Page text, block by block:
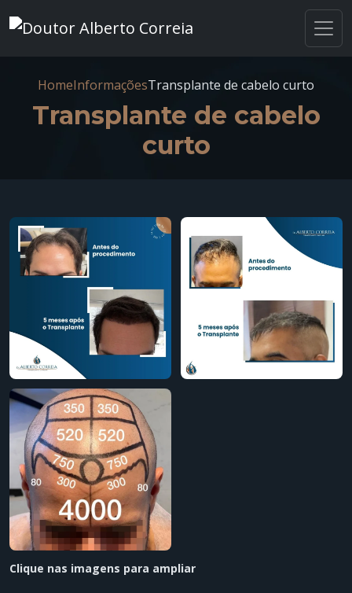
HomeInformaçõesTransplante de cabelo curto
Transplante de cabelo
curto
Clique nas imagens para ampliar